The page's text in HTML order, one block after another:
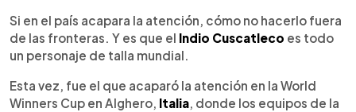
► Escuchar artículo
Si en el país acapara la atención, cómo no hacerlo fuera
de las fronteras. Y es que el Indio Cuscatleco es todo
un personaje de talla mundial.
Esta vez, fue el que acaparó la atención en la World
Winners Cup en Alghero, Italia, donde los equipos de la